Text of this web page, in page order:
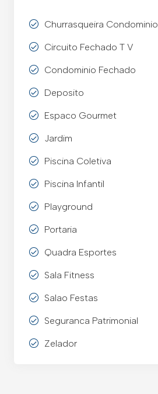
Churrasqueira Condominio
Circuito Fechado T V
Condominio Fechado
Deposito
Espaco Gourmet
Jardim
Piscina Coletiva
Piscina Infantil
Playground
Portaria
Quadra Esportes
Sala Fitness
Salao Festas
Seguranca Patrimonial
Zelador